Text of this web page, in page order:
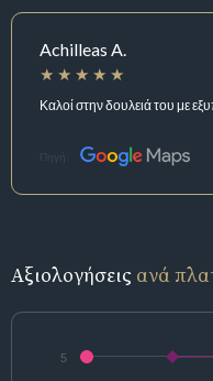
Achilleas A.
Καλοί στην δουλειά του με
Πηγή:
Αξιολογήσεις ανά
5